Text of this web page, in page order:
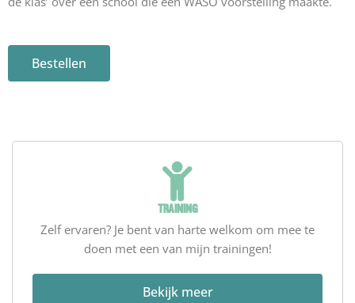
Bestellen
Training
Zelf ervaren? Je bent van harte welkom om mee te
doen met een van mijn trainingen!
Bekijk meer